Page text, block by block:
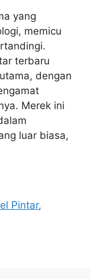
yang
memicu
terbaru
dengan
Merek ini
luar biasa,
Pintar,